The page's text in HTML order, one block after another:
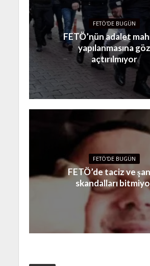
FETÖ'DE BUGÜN
FETÖ’nün adalet
yapılanmasına göz
açtırılmıyor
FETÖ'DE BUGÜN
FETÖ’de taciz ve
skandalları